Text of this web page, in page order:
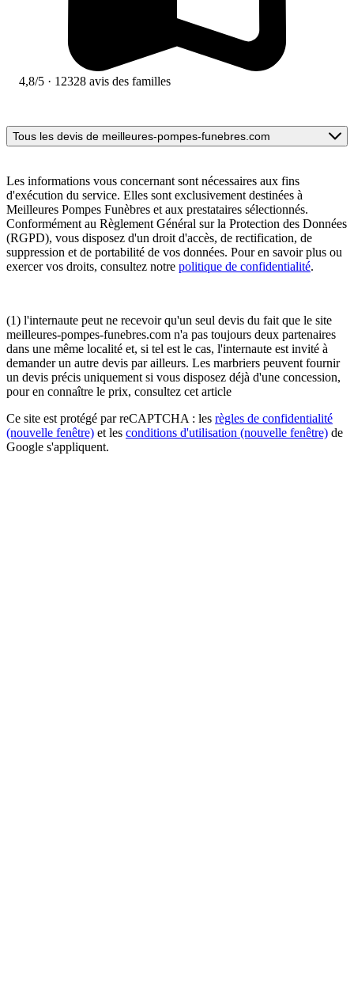
4,8/5 · 12328 avis des familles
Tous les devis de meilleures-pompes-funebres.com
Les informations vous concernant sont nécessaires aux fins
d'exécution du service. Elles sont exclusivement destinées à
Meilleures Pompes Funèbres et aux prestataires sélectionnés.
Conformément au Règlement Général sur la Protection des Données
(RGPD), vous disposez d'un droit d'accès, de rectification, de
suppression et de portabilité de vos données. Pour en savoir plus ou
exercer vos droits, consultez notre politique de confidentialité.
(1) l'internaute peut ne recevoir qu'un seul devis du fait que le site
meilleures-pompes-funebres.com n'a pas toujours deux partenaires
dans une même localité et, si tel est le cas, l'internaute est invité à
demander un autre devis par ailleurs. Les marbriers peuvent fournir
un devis précis uniquement si vous disposez déjà d'une concession,
pour en connaître le prix, consultez cet article
Ce site est protégé par reCAPTCHA : les règles de confidentialité
(nouvelle fenêtre) et les conditions d'utilisation (nouvelle fenêtre) de
Google s'appliquent.